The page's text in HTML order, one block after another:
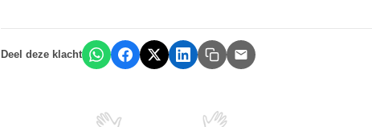
Deel deze klacht